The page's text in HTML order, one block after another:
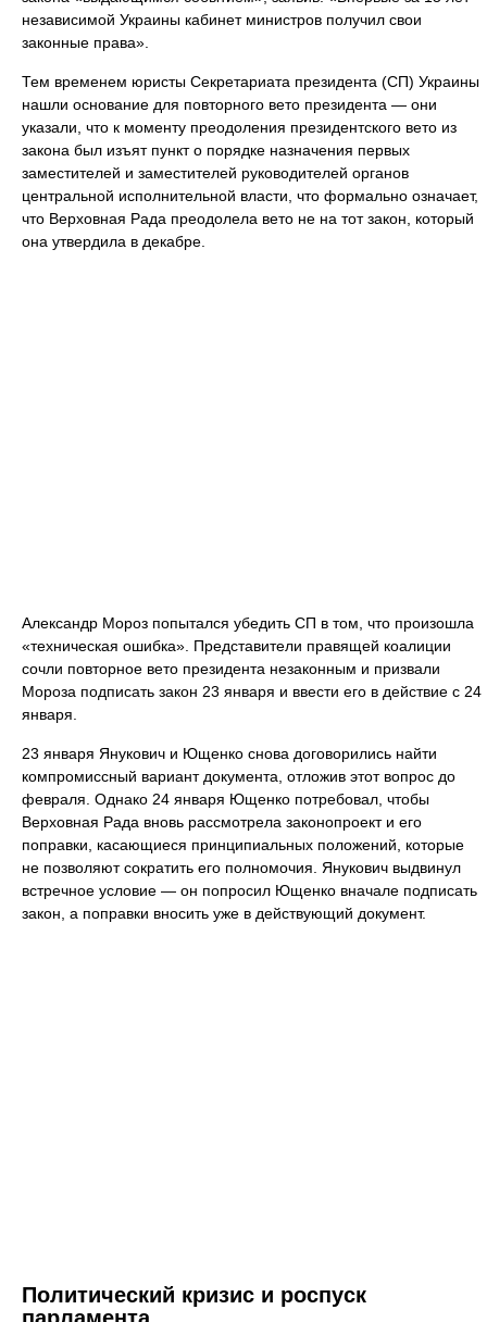
независимой Украины кабинет министров получил свои
законные права».
Тем временем юристы Секретариата президента (СП) Украины
нашли основание для повторного вето президента — они
указали, что к моменту преодоления президентского вето из
закона был изъят пункт о порядке назначения первых
заместителей и заместителей руководителей органов
центральной исполнительной власти, что формально означает,
что Верховная Рада преодолела вето не на тот закон, который
она утвердила в декабре.
Александр Мороз попытался убедить СП в том, что произошла
«техническая ошибка». Представители правящей коалиции
сочли повторное вето президента незаконным и призвали
Мороза подписать закон 23 января и ввести его в действие с 24
января.
23 января Янукович и Ющенко снова договорились найти
компромиссный вариант документа, отложив этот вопрос до
февраля. Однако 24 января Ющенко потребовал, чтобы
Верховная Рада вновь рассмотрела законопроект и его
поправки, касающиеся принципиальных положений, которые
не позволяют сократить его полномочия. Янукович выдвинул
встречное условие — он попросил Ющенко вначале подписать
закон, а поправки вносить уже в действующий документ.
Политический кризис и роспуск